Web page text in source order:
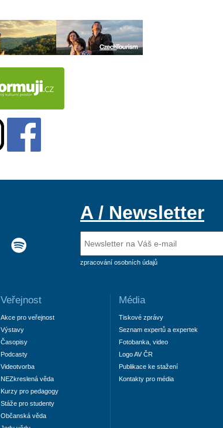
A / Newsletter
zpracování osobních údajů
Veřejnost
Akce pro veřejnost
Výstavy
Časopisy
Podcasty
Videotvorba
NEZkreslená věda
Kurzy pro pedagogy
Stáže pro studenty
Občanská věda
Média
Tiskové zprávy
Seznam expertů a expertek
Fotobanka, video
Logo AV ČR
Publikace ke stažení
Kontakty pro média